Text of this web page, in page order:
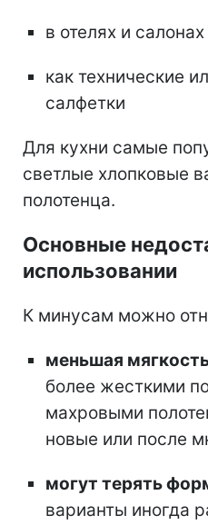
в отелях и салонах
как технические
салфетки
Для кухни самые
светлые хлопковые
полотенца.
Основные
использовании
К минусам можно
меньшая
более жесткими
махровыми
новые или после
могут терять
варианты иногда